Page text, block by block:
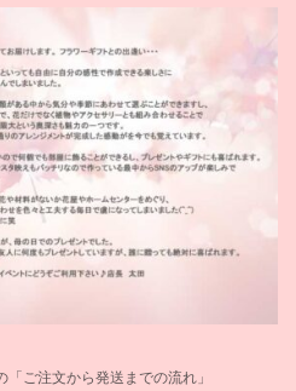
「ご注文から発送までの流れ」